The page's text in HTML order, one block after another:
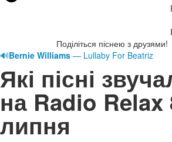
Поділіться піснею з друзями!
🔊Bernie Williams — Lullaby For Beatriz
Які пісні
на Radio Relax
липня